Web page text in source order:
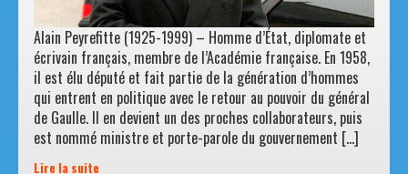
Alain Peyrefitte (1925-1999) – Homme d’État, diplomate et
écrivain français, membre de l’Académie française. En 1958,
il est élu député et fait partie de la génération d’hommes
qui entrent en politique avec le retour au pouvoir du général
de Gaulle. Il en devient un des proches collaborateurs, puis